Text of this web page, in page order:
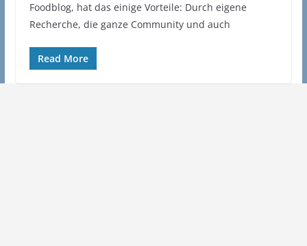
Foodblog, hat das einige Vorteile: Durch eigene
Recherche, die ganze Community und auch
Read More